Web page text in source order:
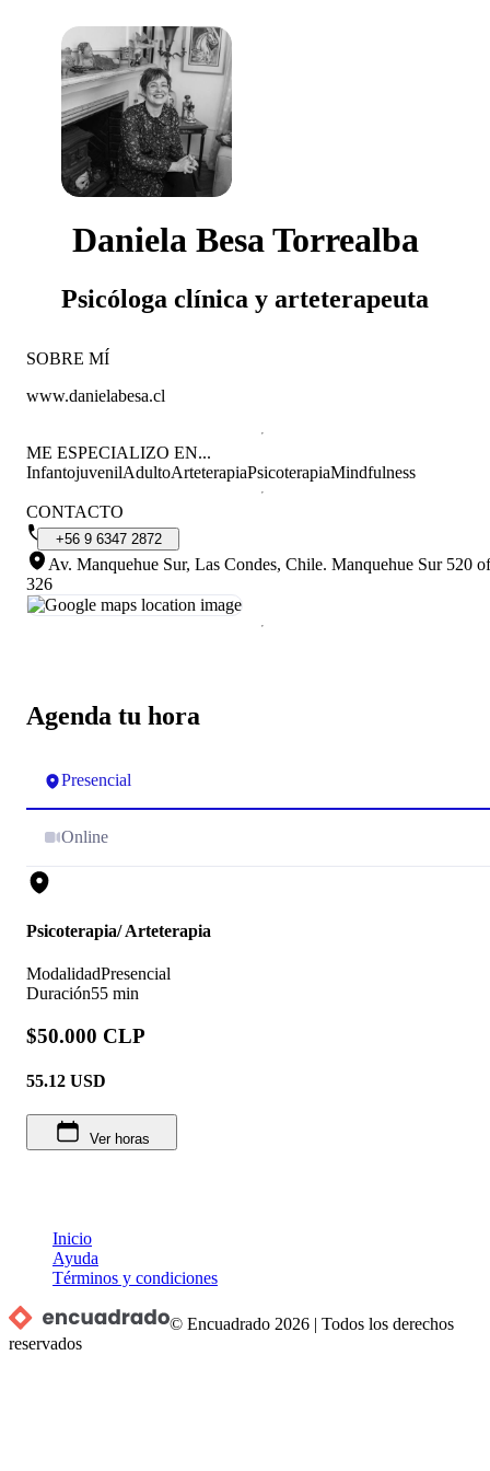
Daniela Besa Torrealba
Psicóloga clínica y arteterapeuta
Agenda tu hora
Presencial
Online
Psicoterapia/ Arteterapia
ModalidadPresencial
Duración55 min
$50.000 CLP
55.12 USD
Ver horas
SOBRE MÍ
www.danielabesa.cl
ME ESPECIALIZO EN...
InfantojuvenilAdultoArteterapiaPsicoterapiaMindfulness
CONTACTO
+56 9 6347 2872
Av. Manquehue Sur, Las Condes, Chile. Manquehue Sur 520 of
326
Inicio
Ayuda
Términos y condiciones
© Encuadrado 2026 |Todos los derechos
reservados